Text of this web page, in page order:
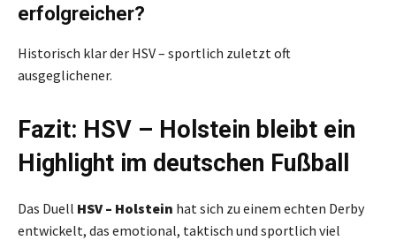
erfolgreicher?
Historisch klar der HSV – sportlich zuletzt oft
ausgeglichener.
Fazit: HSV – Holstein bleibt ein
Highlight im deutschen Fußball
Das Duell HSV – Holstein hat sich zu einem echten Derby
entwickelt, das emotional, taktisch und sportlich viel